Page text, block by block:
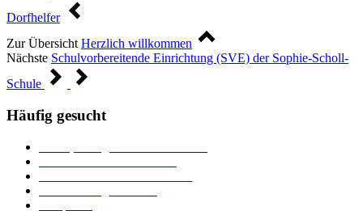
Dorfhelfer
Zur Übersicht Herzlich willkommen
Nächste Schulvorbereitende Einrichtung (SVE) der Sophie-Scholl-
Schule
Häufig gesucht